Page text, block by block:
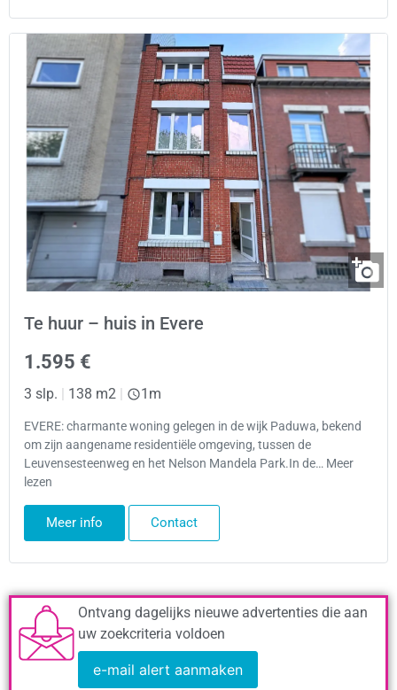
Te huur – huis in Evere
1.595 €
3 slp. | 138 m2 | 1m
EVERE: charmante woning gelegen in de wijk Paduwa, bekend
om zijn aangename residentiële omgeving, tussen de
Leuvensesteenweg en het Nelson Mandela Park.In de… Meer
lezen
Meer info Contact
Ontvang dagelijks nieuwe advertenties die aan
uw zoekcriteria voldoen
e-mail alert aanmaken